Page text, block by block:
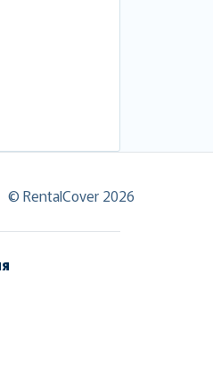
© RentalCover 2026